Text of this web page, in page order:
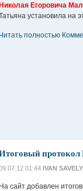
Николая Егоровича
установила на
Читать полностью
01:44 IVAN
На сайт добавлен